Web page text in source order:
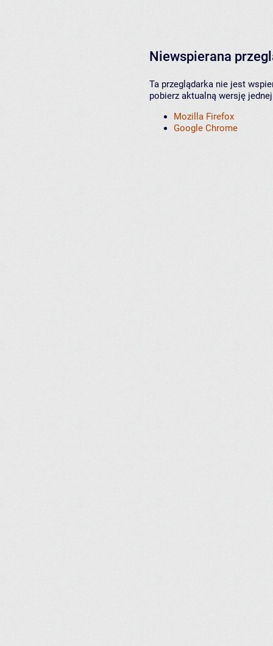
Niewspierana
Ta przeglądarka nie jest
pobierz aktualną wersję
Mozilla Firefox
Google Chrome